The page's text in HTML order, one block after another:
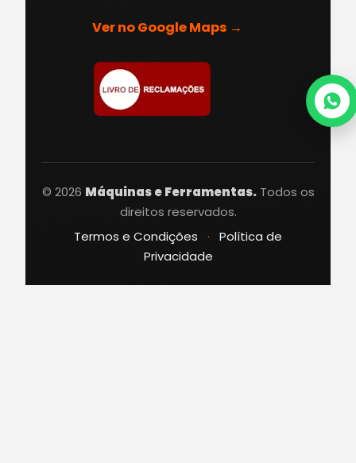
Ver no Google Maps →
© 2026 Máquinas e Ferramentas.Todos os
direitos reservados.
Termos e Condições
·
Política de
Privacidade